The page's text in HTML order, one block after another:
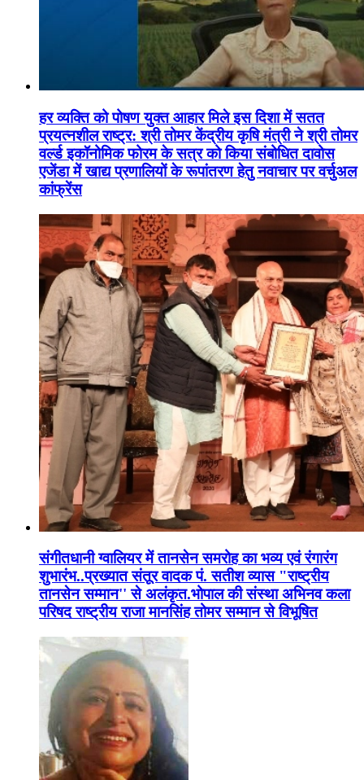
हर व्यक्ति को पोषण युक्त आहार मिले इस दिशा में सतत
प्रयत्नशील राष्ट्र: श्री तोमर केंद्रीय कृषि मंत्री ने श्री तोमर
वर्ल्ड इकॉनोमिक फोरम के सत्र को किया संबोधित दावोस
एजेंडा में खाद्य प्रणालियों के रूपांतरण हेतु नवाचार पर वर्चुअल
कांफ्रेंस
संगीतधानी ग्वालियर में तानसेन समरोह का भव्य एवं रंगारंग
शुभारंभ..प्रख्यात संतूर वादक पं. सतीश व्यास "राष्ट्रीय
तानसेन सम्मान'' से अलंकृत.भोपाल की संस्था अभिनव कला
परिषद राष्ट्रीय राजा मानसिंह तोमर सम्मान से विभूषित